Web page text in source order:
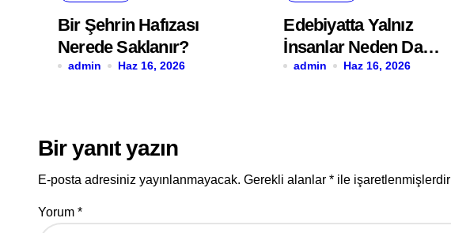
Bir Şehrin Hafızası
Nerede Saklanır?
admin Haz 16, 2026
Edebiyatta Yalnız
İnsanlar Neden Daha
Çok Hatırlanır?
admin Haz 16, 2026
Bir yanıt yazın
E-posta adresiniz yayınlanmayacak. Gerekli alanlar * ile işaretlenmişlerdir
Yorum *